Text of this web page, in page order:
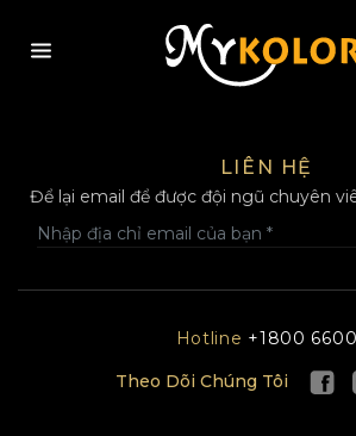
LIÊN HỆ
Để lại email để được đội ngũ chuyên
Hotline +1800 6600
Theo Dõi Chúng Tôi